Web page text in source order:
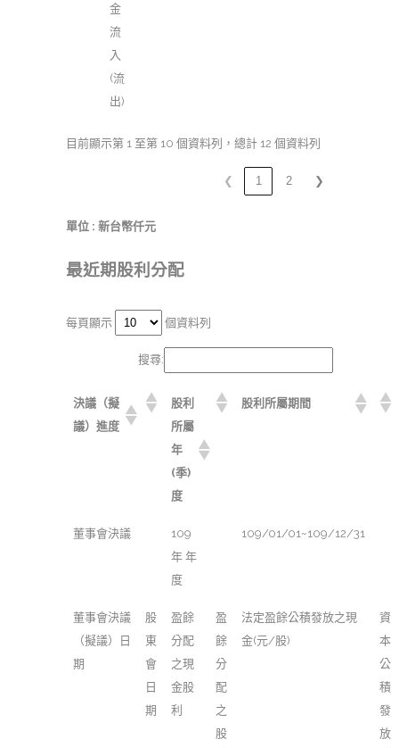
金
流
入
(流
出)
目前顯示第 1 至第 10 個資料列，總計 12 個資料列
❮ 1 2 ❯
單位 : 新台幣仟元
最近期股利分配
每頁顯示 個資料列
搜尋:
決議（擬
議）進度
股利
所屬
年
(季)
度
股利所屬期間
董事會決議
109
年 年
度
109/01/01~109/12/31
董事會決議
（擬議）日
期
股
東
會
日
期
盈餘
分配
之現
金股
利
盈
餘
分
配
之
股
法定盈餘公積發放之現
金(元/股)
資
本
公
積
發
放